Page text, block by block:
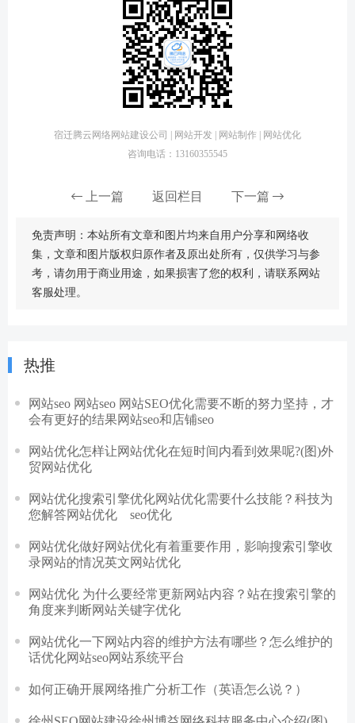
宿迁腾云网络网站建设公司 | 网站开发 | 网站制作 | 网站优化
咨询电话：13160355545
上一篇 返回栏目 下一篇
免责声明：本站所有文章和图片均来自用户分享和网络收
集，文章和图片版权归原作者及原出处所有，仅供学习与参
考，请勿用于商业用途，如果损害了您的权利，请联系网站
客服处理。
热推
网站seo 网站seo 网站SEO优化需要不断的努力坚持，才
会有更好的结果网站seo和店铺seo
网站优化怎样让网站优化在短时间内看到效果呢?(图)外
贸网站优化
网站优化搜索引擎优化网站优化需要什么技能？科技为
您解答网站优化 seo优化
网站优化做好网站优化有着重要作用，影响搜索引擎收
录网站的情况英文网站优化
网站优化 为什么要经常更新网站内容？站在搜索引擎的
角度来判断网站关键字优化
网站优化一下网站内容的维护方法有哪些？怎么维护的
话优化网站seo网站系统平台
如何正确开展网络推广分析工作（英语怎么说？）